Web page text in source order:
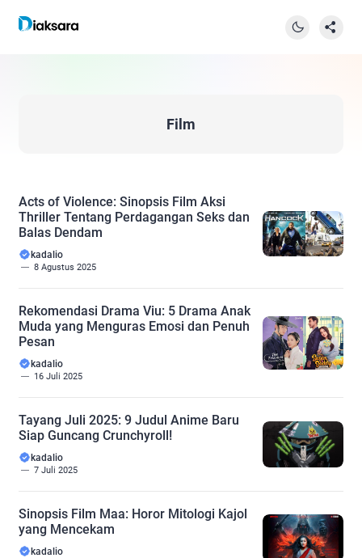
Film
Acts of Violence: Sinopsis Film Aksi
Thriller Tentang Perdagangan Seks dan
Balas Dendam
kadalio
8 Agustus 2025
Rekomendasi Drama Viu: 5 Drama Anak
Muda yang Menguras Emosi dan Penuh
Pesan
kadalio
16 Juli 2025
Tayang Juli 2025: 9 Judul Anime Baru
Siap Guncang Crunchyroll!
kadalio
7 Juli 2025
Sinopsis Film Maa: Horor Mitologi Kajol
yang Mencekam
kadalio